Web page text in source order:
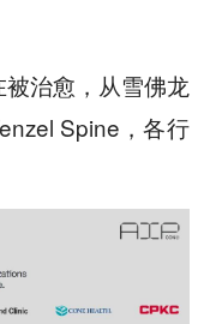
治愈，从雪佛龙
Spine，各行